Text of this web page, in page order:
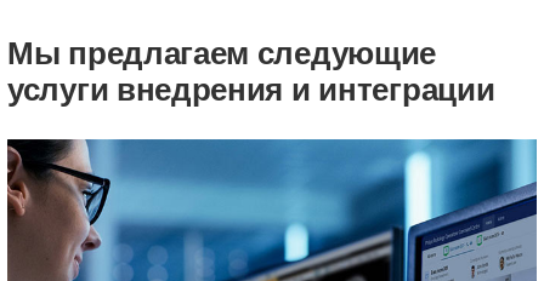
Мы предлагаем следующие
услуги внедрения и интеграции